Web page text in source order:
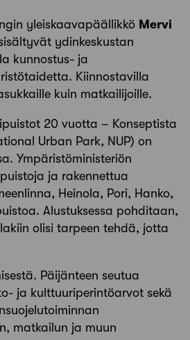
yleiskaavapäällikkö Mervi
ydinkeskustan
kunnostus- ja
Kiinnostavilla
kuin matkailijoille.
20 vuotta – Konseptista
Urban Park, NUP) on
Ympäristöministeriön
ja rakennettua
Heinola, Pori, Hanko,
Alustuksessa pohditaan,
olisi tarpeen tehdä, jotta
Päijänteen seutua
ja kulttuuriperintöarvot sekä
matkailun ja muun